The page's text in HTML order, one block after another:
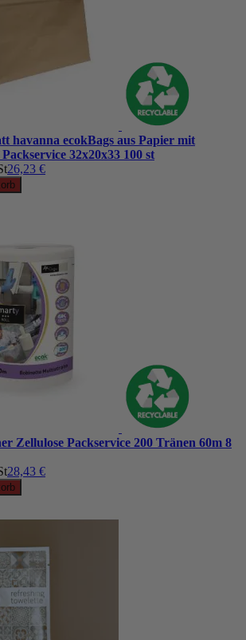
havanna ecokBags aus Papier mit
32x20x33 100 st
26,23 €
Zellulose Packservice 200 Tränen 60m 8
28,43 €